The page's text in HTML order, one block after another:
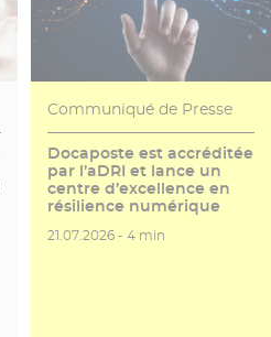
Communiqué de Presse
Docaposte est accréditée
par l’aDRI et lance un
centre d’excellence en
résilience numérique
Date de publication
21.07.2026 - Temps de lecture
4 min